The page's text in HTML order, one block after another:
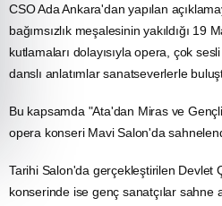
CSO Ada Ankara'dan yapılan
bağımsızlık meşalesinin yakıldığı 19
kutlamaları dolayısıyla opera, çok
danslı anlatımlar sanatseverlerle
Bu kapsamda "Ata'dan Miras ve
opera konseri Mavi Salon'da
Tarihi Salon'da gerçekleştirilen Devlet
konserinde ise genç sanatçılar sahne